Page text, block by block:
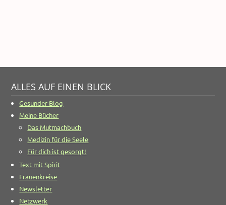
ALLES AUF EINEN BLICK
Gesunder Blog
Meine Bücher
Das Mutmachbuch
Medizin für die Seele
Für dich ist gesorgt!
Text mit Spirit
Frauenkreise
Newsletter
Netzwerk